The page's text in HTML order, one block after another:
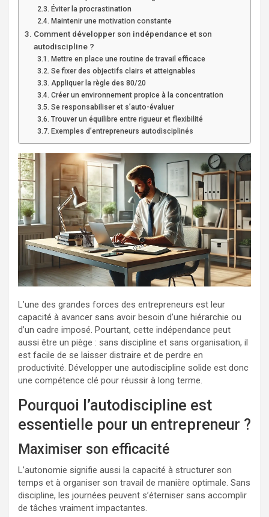
Éviter la procrastination
Maintenir une motivation constante
Comment développer son indépendance et son
autodiscipline ?
Mettre en place une routine de travail efficace
Se fixer des objectifs clairs et atteignables
Appliquer la règle des 80/20
Créer un environnement propice à la concentration
Se responsabiliser et s’auto-évaluer
Trouver un équilibre entre rigueur et flexibilité
Exemples d’entrepreneurs autodisciplinés
L’une des grandes forces des entrepreneurs est leur
capacité à avancer sans avoir besoin d’une hiérarchie ou
d’un cadre imposé. Pourtant, cette indépendance peut
aussi être un piège : sans discipline et sans organisation, il
est facile de se laisser distraire et de perdre en
productivité. Développer une autodiscipline solide est donc
une compétence clé pour réussir à long terme.
Pourquoi l’autodiscipline est
essentielle pour un entrepreneur ?
Maximiser son efficacité
L’autonomie signifie aussi la capacité à structurer son
temps et à organiser son travail de manière optimale. Sans
discipline, les journées peuvent s’éterniser sans accomplir
de tâches vraiment impactantes.